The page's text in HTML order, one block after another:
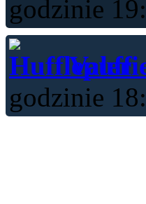
godzinie
godzinie